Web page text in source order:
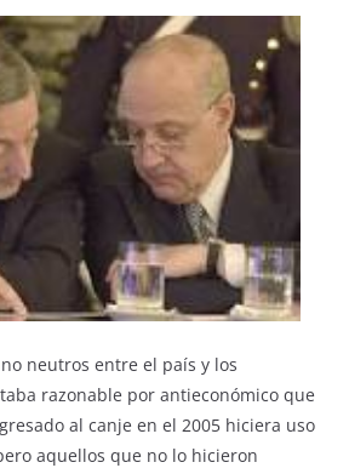
neutros entre el país y los
razonable por antieconómico que
al canje en el 2005 hiciera uso
aquellos que no lo hicieron